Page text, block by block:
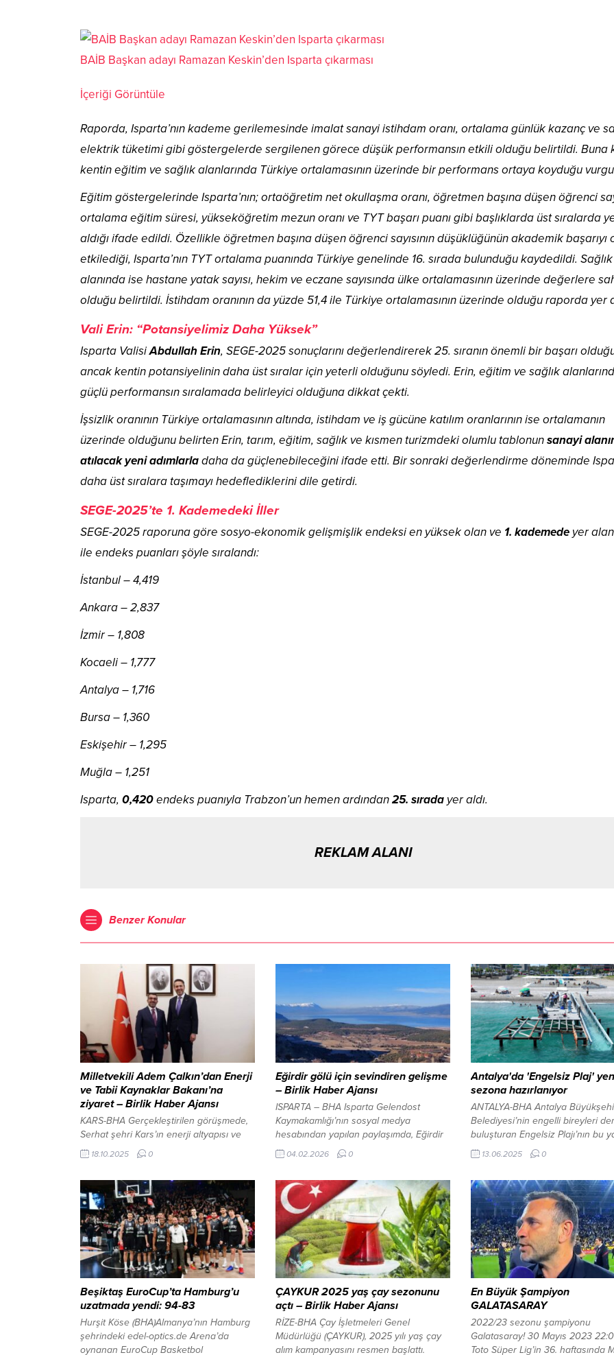
BAİB Başkan adayı Ramazan Keskin’den Isparta çıkarması
İçeriği Görüntüle
Raporda, Isparta’nın kademe gerilemesinde imalat sanayi istihdam oranı, ortalama günlük kazanç ve
elektrik tüketimi gibi göstergelerde sergilenen görece düşük performansın etkili olduğu belirtildi. Buna
kentin eğitim ve sağlık alanlarında Türkiye ortalamasının üzerinde bir performans ortaya koyduğu
Eğitim göstergelerinde Isparta’nın; ortaöğretim net okullaşma oranı, öğretmen başına düşen öğrenci
ortalama eğitim süresi, yükseköğretim mezun oranı ve TYT başarı puanı gibi başlıklarda üst sıralarda
aldığı ifade edildi. Özellikle öğretmen başına düşen öğrenci sayısının düşüklüğünün akademik başarıyı
etkilediği, Isparta’nın TYT ortalama puanında Türkiye genelinde 16. sırada bulunduğu kaydedildi. Sağlık
alanında ise hastane yatak sayısı, hekim ve eczane sayısında ülke ortalamasının üzerinde değerlere
olduğu belirtildi. İstihdam oranının da yüzde 51,4 ile Türkiye ortalamasının üzerinde olduğu raporda yer
Vali Erin: “Potansiyelimiz Daha Yüksek”
Isparta ValisiAbdullah Erin, SEGE-2025 sonuçlarını değerlendirerek 25. sıranın önemli bir başarı
ancak kentin potansiyelinin daha üst sıralar için yeterli olduğunu söyledi. Erin, eğitim ve sağlık
güçlü performansın sıralamada belirleyici olduğuna dikkat çekti.
İşsizlik oranının Türkiye ortalamasının altında, istihdam ve iş gücüne katılım oranlarının ise ortalamanın
üzerinde olduğunu belirten Erin, tarım, eğitim, sağlık ve kısmen turizmdeki olumlu tablonunsanayi
atılacak yeni adımlarladaha da güçlenebileceğini ifade etti. Bir sonraki değerlendirme döneminde
daha üst sıralara taşımayı hedeflediklerini dile getirdi.
SEGE-2025’te 1. Kademedeki İller
SEGE-2025 raporuna göre sosyo-ekonomik gelişmişlik endeksi en yüksek olan ve 1. kademede yer
ile endeks puanları şöyle sıralandı:
İstanbul – 4,419
Ankara – 2,837
İzmir – 1,808
Kocaeli – 1,777
Antalya – 1,716
Bursa – 1,360
Eskişehir – 1,295
Muğla – 1,251
Isparta, 0,420endeks puanıyla Trabzon’un hemen ardından25. sırada yer aldı.
REKLAM ALANI
Benzer Konular
Milletvekili Adem Çalkın’dan Enerji
ve Tabii Kaynaklar Bakanı’na
ziyaret – Birlik Haber Ajansı
KARS-BHA Gerçekleştirilen görüşmede,
Serhat şehri Kars’ın enerji altyapısı ve
ihtiyaçları başta olmak üzere çeşitli
talepler Bakan Bayraktar’a iletildi. 16
öğrencilere gıda bilinci aşılandı İçeriği
Görüntüle Kars’ın gelişimi ve
vatandaşların yaşam kalitesinin
artırılması adına enerji alanında
atılabilecek adımlar hakkında karşılıklı
değerlendirmelerde bulunuldu. Ziyaretin
ardından açıklamada bulunan...
18.10.2025 0
Eğirdir gölü için sevindiren gelişme
– Birlik Haber Ajansı
ISPARTA – BHA Isparta Gelendost
Kaymakamlığı’nın sosyal medya
hesabından yapılan paylaşımda, Eğirdir
Gölü’nde su akışının yeniden
başladığına dikkat çekilerek, Hoyran
edildi. Paylaşımda, bu gelişmenin büyük
mutluluk verici olduğu vurgulandı.
Isparta–Antalya karayolu’nda drone
destekli trafik denetimi İçeriği Görüntüle
Açıklamada ayrıca vatandaşlara su
tasarrufu çağrısında bulunularak, “Su,...
04.02.2026 0
Antalya'da 'Engelsiz Plaj'
sezona hazırlanıyor
ANTALYA-BHA Antalya
Belediyesi’nin engelli bireyleri
buluşturan Engelsiz Plajı’nın bu
sezonunda da misafirlerini en iyi
ağırlaması için son hazırlıklar
tarafından engelli vatandaşların
güvenli bir şekilde denize
Konyaaltı ve Lara sahillerinde
geçirilen “Engelsiz Plajlar” bu
binlerce ziyaretçiyi...
13.06.2025 0
Beşiktaş EuroCup’ta Hamburg’u
uzatmada yendi: 94-83
Hurşit Köse (BHA)Almanya’nın Hamburg
şehrindeki edel-optics.de Arena’da
oynanan EuroCup Basketbol
ÇAYKUR 2025 yaş çay sezonunu
açtı – Birlik Haber Ajansı
RİZE-BHA Çay İşletmeleri Genel
Müdürlüğü (ÇAYKUR), 2025 yılı yaş çay
alım kampanyasını resmen başlattı.
En Büyük Şampiyon
GALATASARAY
2022/23 sezonu şampiyonu
Galatasaray! 30 Mayıs 2023
Toto Süper Lig’in 36. haftasında